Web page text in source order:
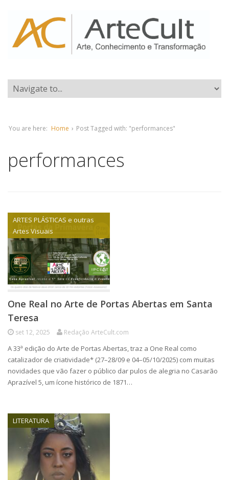
You are here: Home › Post Tagged with: "performances"
performances
ARTES PLÁSTICAS e outras
Artes Visuais
One Real no Arte de Portas Abertas em Santa
Teresa
set 12, 2025 Redação ArteCult.com
A 33ª edição do Arte de Portas Abertas, traz a One Real como
catalizador de criatividade* (27–28/09 e 04–05/10/2025) com muitas
novidades que vão fazer o público dar pulos de alegria no Casarão
Aprazível 5, um ícone histórico de 1871…
LITERATURA